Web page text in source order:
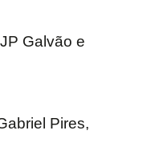
Galvão e
Pires,